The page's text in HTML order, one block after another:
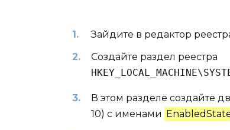
Зайдите в редактор
Создайте раздел реестра
В этом разделе создайте
10) с именами